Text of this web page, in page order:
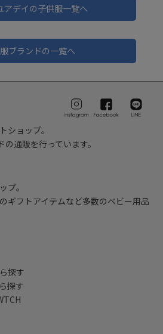
アデイの子供服一覧へ
ブランドの一覧へ
ショップ。
通販を行っています。
プ。
ギフトアイテムなど多数のベビー用品
探す
探す